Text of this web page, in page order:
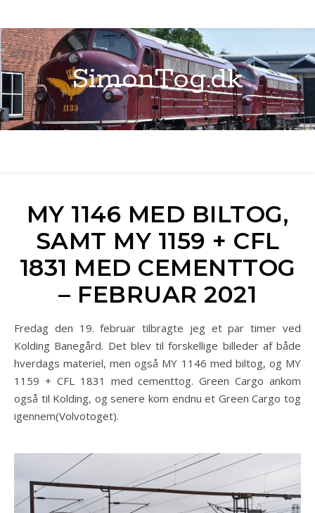
SimonTog.dk
MY 1146 MED BILTOG,
SAMT MY 1159 + CFL
1831 MED CEMENTTOG
– FEBRUAR 2021
Fredag den 19. februar tilbragte jeg et par timer ved
Kolding Banegård. Det blev til forskellige billeder af både
hverdags materiel, men også MY 1146 med biltog, og MY
1159 + CFL 1831 med cementtog. Green Cargo ankom
også til Kolding, og senere kom endnu et Green Cargo tog
igennem(Volvotoget).